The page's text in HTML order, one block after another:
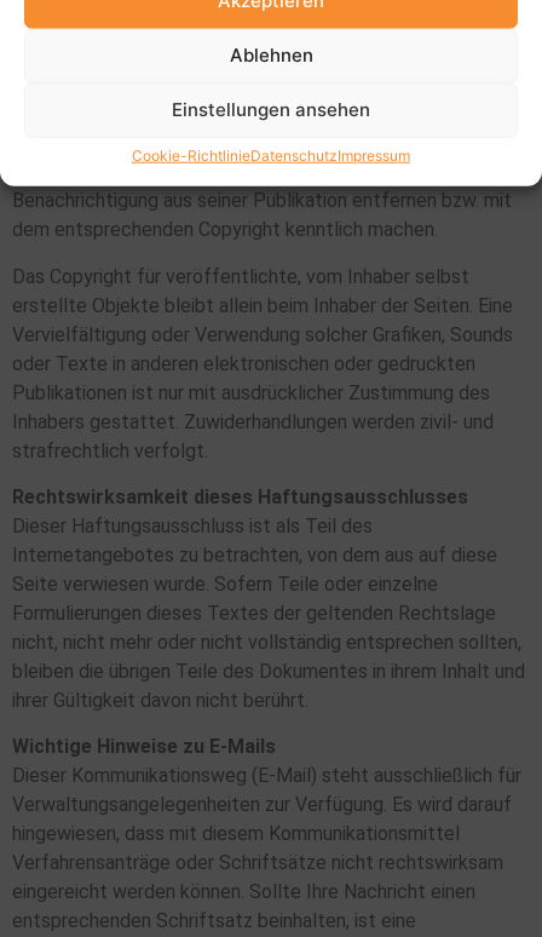
Ablehnen
Einstellungen ansehen
Cookie-RichtlinieDatenschutzImpressum
dennoch eine ungekennzeichnete, aber durch fremdes
Copyright geschützte Grafik, ein Sound oder Text befinden,
festgestellt werden. Im Falle einer solchen
Herausgeber das entsprechende Objekt nach
Benachrichtigung aus seiner Publikation entfernen bzw. mit
dem entsprechenden Copyright kenntlich machen.
Das Copyright für veröffentlichte, vom Inhaber selbst
erstellte Objekte bleibt allein beim Inhaber der Seiten. Eine
Vervielfältigung oder Verwendung solcher Grafiken, Sounds
oder Texte in anderen elektronischen oder gedruckten
Publikationen ist nur mit ausdrücklicher Zustimmung des
Inhabers gestattet. Zuwiderhandlungen werden zivil- und
strafrechtlich verfolgt.
Rechtswirksamkeit dieses Haftungsausschlusses
Dieser Haftungsausschluss ist als Teil des
Internetangebotes zu betrachten, von dem aus auf diese
Seite verwiesen wurde. Sofern Teile oder einzelne
Formulierungen dieses Textes der geltenden Rechtslage
nicht, nicht mehr oder nicht vollständig entsprechen sollten,
bleiben die übrigen Teile des Dokumentes in ihrem Inhalt und
ihrer Gültigkeit davon nicht berührt.
Wichtige Hinweise zu E-Mails
Dieser Kommunikationsweg (E-Mail) steht ausschließlich für
Verwaltungsangelegenheiten zur Verfügung. Es wird darauf
hingewiesen, dass mit diesem Kommunikationsmittel
Verfahrensanträge oder Schriftsätze nicht rechtswirksam
eingereicht werden können. Sollte Ihre Nachricht einen
entsprechenden Schriftsatz beinhalten, ist eine